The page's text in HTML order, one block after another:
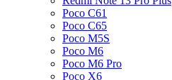
Poco C61
Poco C65
Poco M5S
Poco M6
Poco M6 Pro
Poco X6